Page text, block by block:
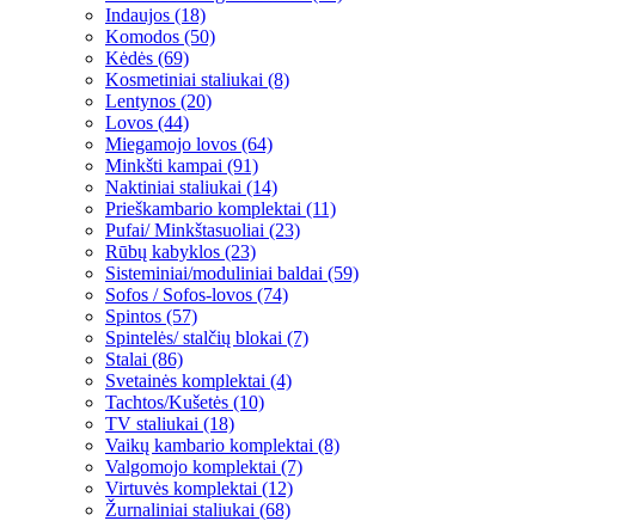
Indaujos (18)
Komodos (50)
Kėdės (69)
Kosmetiniai staliukai (8)
Lentynos (20)
Lovos (44)
Miegamojo lovos (64)
Minkšti kampai (91)
Naktiniai staliukai (14)
Prieškambario komplektai (11)
Pufai/ Minkštasuoliai (23)
Rūbų kabyklos (23)
Sisteminiai/moduliniai baldai (59)
Sofos / Sofos-lovos (74)
Spintos (57)
Spintelės/ stalčių blokai (7)
Stalai (86)
Svetainės komplektai (4)
Tachtos/Kušetės (10)
TV staliukai (18)
Vaikų kambario komplektai (8)
Valgomojo komplektai (7)
Virtuvės komplektai (12)
Žurnaliniai staliukai (68)